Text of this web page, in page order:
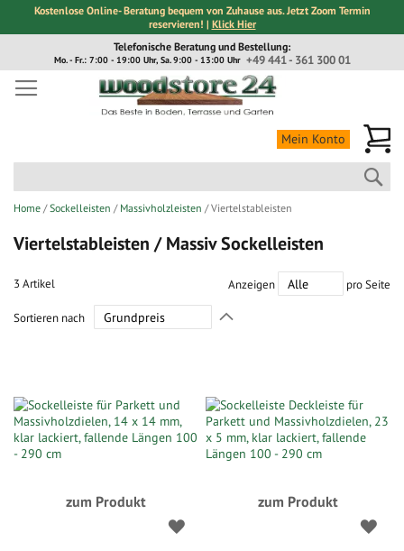
Kostenlose Online- Beratung bequem von Zuhause aus. Jetzt Zoom Termin
reservieren! | Klick Hier
Inhalt
Telefonische Beratung und Bestellung:
+49 441 - 361 300 01
Mo. - Fr.: 7:00 - 19:00 Uhr, Sa. 9:00 - 13:00 Uhr
Mein Konto
Home Sockelleisten Massivholzleisten Viertelstableisten
Viertelstableisten / Massiv Sockelleisten
3 Artikel Anzeigen pro Seite
Sortieren nach
zum Produkt zum Produkt